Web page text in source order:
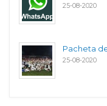
25-08-2020
Pacheta
25-08-2020